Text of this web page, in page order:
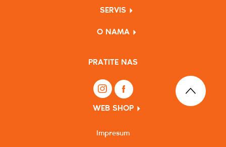
SERVIS
O NAMA
PRATITE NAS
WEB SHOP
Impresum